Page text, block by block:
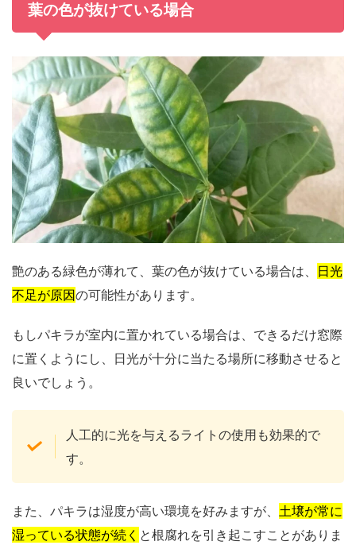
葉の色が抜けている場合
艶のある緑色が薄れて、葉の色が抜けている場合は、 日光
不足が原因の可能性があります。
もしパキラが室内に置かれている場合は、できるだけ窓際
に置くようにし、日光が十分に当たる場所に移動させると
良いでしょう。
人工的に光を与えるライトの使用も効果的で
す。
また、パキラは湿度が高い環境を好みますが、 土壌が常に
湿っている状態が続く と根腐れを引き起こすことがありま